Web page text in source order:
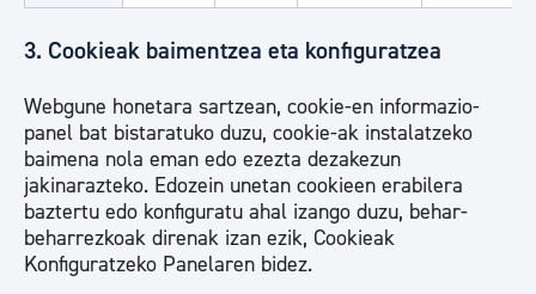
3. Cookieak baimentzea eta konfiguratzea
Webgune honetara sartzean, cookie-en informazio-
panel bat bistaratuko duzu, cookie-ak instalatzeko
baimena nola eman edo ezezta dezakezun
jakinarazteko. Edozein unetan cookieen erabilera
baztertu edo konfiguratu ahal izango duzu, behar-
beharrezkoak direnak izan ezik, Cookieak
Konfiguratzeko Panelaren bidez.